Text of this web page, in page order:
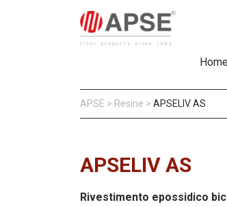
APSE > Resine > APSELIV AS
APSELIV AS
Rivestimento epossidico